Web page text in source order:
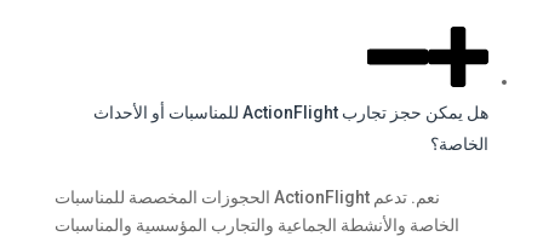
هل يمكن حجز تجارب ActionFlight للمناسبات أو الأحداث
الخاصة؟
نعم. تدعم ActionFlight الحجوزات المخصصة للمناسبات
الخاصة والأنشطة الجماعية والتجارب المؤسسية والمناسبات